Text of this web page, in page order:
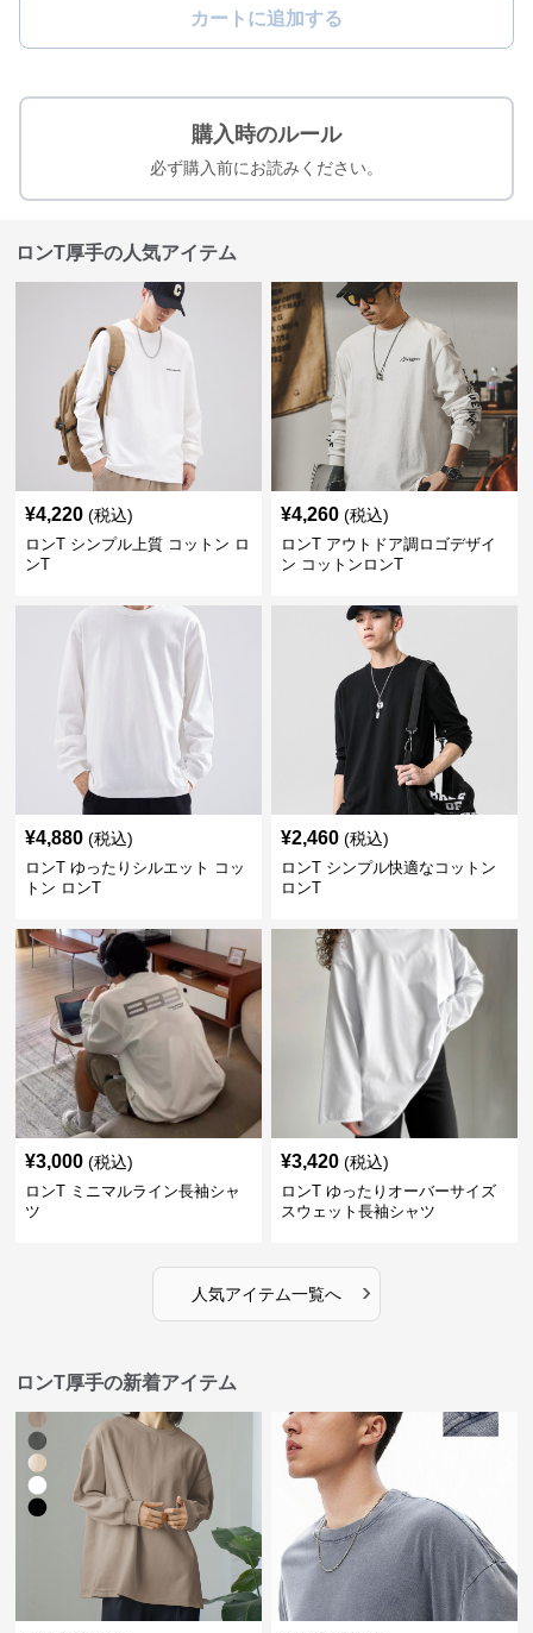
カートに追加する
購入時のルール
必ず購入前にお読みください。
ロンT厚手の人気アイテム
¥4,220 (税込)
ロンT シンプル上質 コットン ロ
ンT
¥4,260 (税込)
ロンT アウトドア調ロゴデザイ
ン コットンロンT
¥4,880 (税込)
ロンT ゆったりシルエット コッ
トン ロンT
¥2,460 (税込)
ロンT シンプル快適なコットン
ロンT
¥3,000 (税込)
ロンT ミニマルライン長袖シャ
ツ
¥3,420 (税込)
ロンT ゆったりオーバーサイズ
スウェット長袖シャツ
人気アイテム一覧へ ›
ロンT厚手の新着アイテム